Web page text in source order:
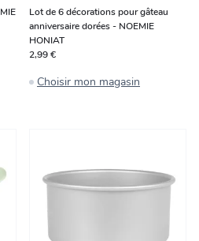
Lot de 6 décorations pour gâteau
anniversaire dorées - NOEMIE
HONIAT
2,99 €
Choisir mon magasin